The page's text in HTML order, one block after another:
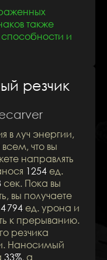
также
способности и
резчик
в луч энергии,
что вы
направлять
1254ед.
сек. Пока вы
вы получаете
4794ед. урона и
к прерыванию.
резчика
Наносимый
33%, а